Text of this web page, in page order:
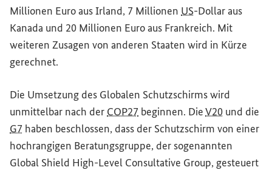
Millionen Euro aus Irland, 7 Millionen US-Dollar aus
Kanada und 20 Millionen Euro aus Frankreich. Mit
weiteren Zusagen von anderen Staaten wird in Kürze
gerechnet.
Die Umsetzung des Globalen Schutzschirms wird
unmittelbar nach der COP27 beginnen. DieV20 und die
G7 haben beschlossen, dass der Schutzschirm von einer
hochrangigen Beratungsgruppe, der sogenannten
Global Shield High-Level Consultative Group, gesteuert